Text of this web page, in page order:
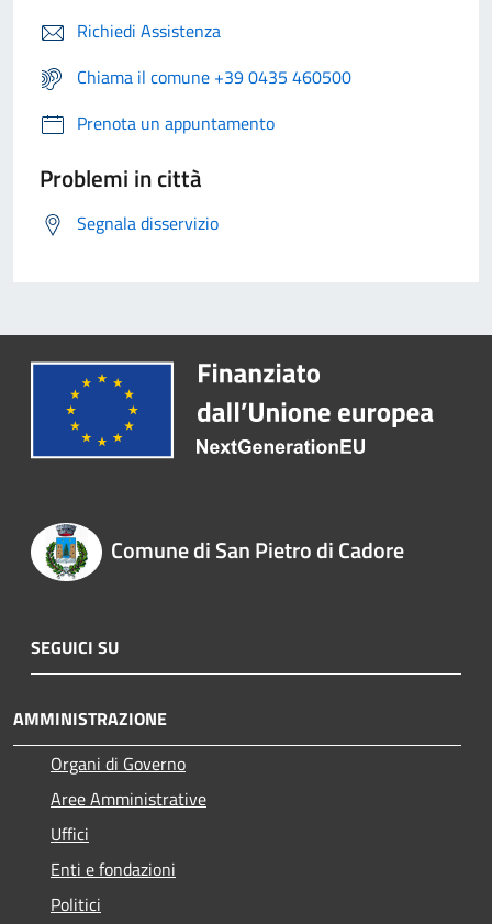
Richiedi Assistenza
Chiama il comune +39 0435 460500
Prenota un appuntamento
Problemi in città
Segnala disservizio
Comune di San Pietro di Cadore
SEGUICI SU
AMMINISTRAZIONE
Organi di Governo
Aree Amministrative
Uffici
Enti e fondazioni
Politici